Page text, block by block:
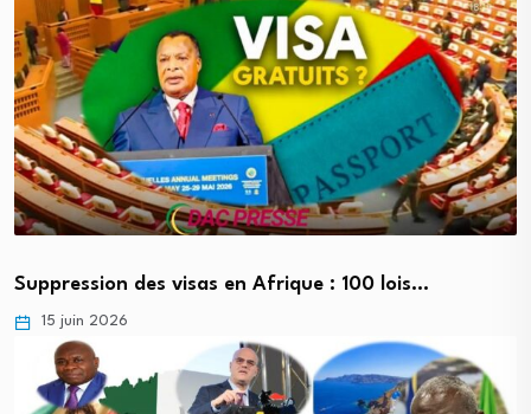
Suppression des visas en Afrique : 100 lois…
15 juin 2026